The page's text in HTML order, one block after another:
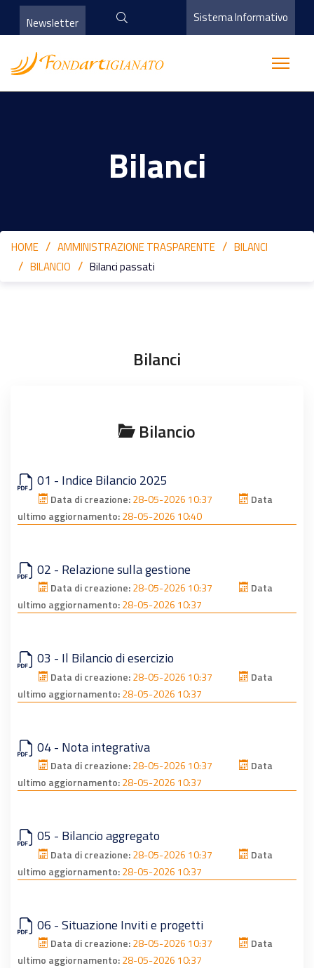
Newsletter Sistema Informativo
Bilanci
HOME AMMINISTRAZIONE TRASPARENTE
BILANCI
BILANCIO
Bilanci passati
Bilanci
Bilancio
01 - Indice Bilancio 2025
Data di creazione:28-05-2026 10:37
Data
ultimo aggiornamento:28-05-2026 10:40
02 - Relazione sulla gestione
Data di creazione:28-05-2026 10:37
Data
ultimo aggiornamento:28-05-2026 10:37
03 - Il Bilancio di esercizio
Data di creazione:28-05-2026 10:37
Data
ultimo aggiornamento:28-05-2026 10:37
04 - Nota integrativa
Data di creazione:28-05-2026 10:37
Data
ultimo aggiornamento:28-05-2026 10:37
05 - Bilancio aggregato
Data di creazione:28-05-2026 10:37
Data
ultimo aggiornamento:28-05-2026 10:37
06 - Situazione Inviti e progetti
Data di creazione:28-05-2026 10:37
Data
ultimo aggiornamento:28-05-2026 10:37